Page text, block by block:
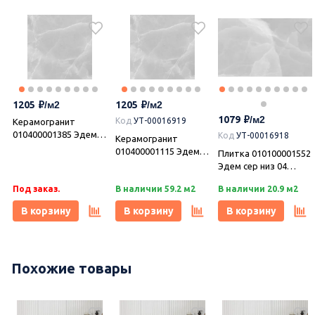
1205
Керамогранит
010400001385 Эдем
Под заказ.
В корзину
1205
Код УТ-00016919
Керамогранит
010400001115 Эдем
В наличии 59.2 м2
В корзину
1079
Код УТ-00016918
Плитка 010100001552
Эдем сер низ 04
Ceramica
В наличии 20.9 м2
В корзину
Похожие товары